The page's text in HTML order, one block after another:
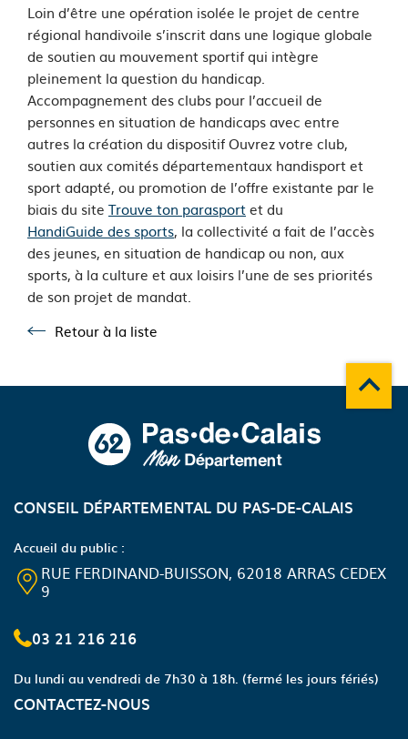
Loin d’être une opération isolée le projet de centre
régional handivoile s’inscrit dans une logique globale
de soutien au mouvement sportif qui intègre
pleinement la question du handicap.
Accompagnement des clubs pour l’accueil de
personnes en situation de handicaps avec entre
autres la création du dispositif Ouvrez votre club,
soutien aux comités départementaux handisport et
sport adapté, ou promotion de l’offre existante par le
biais du site Trouve ton parasportet du
HandiGuide des sports, la collectivité a fait de l’accès
des jeunes, en situation de handicap ou non, aux
sports, à la culture et aux loisirs l’une de ses priorités
de son projet de mandat.
Retour à la liste
Retour à la liste
CONSEIL DÉPARTEMENTAL DU PAS-DE-CALAIS
Accueil du public :
RUE FERDINAND-BUISSON, 62018 ARRAS CEDEX
9
03 21 216 216
Du lundi au vendredi de 7h30 à 18h. (fermé les jours fériés)
CONTACTEZ-NOUS